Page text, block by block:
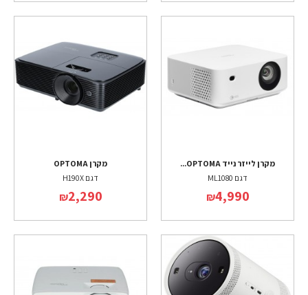
מקרן לייזר נייד OPTOMA...
דגם ML1080
₪4,990
מקרן OPTOMA
דגם H190X
₪2,290